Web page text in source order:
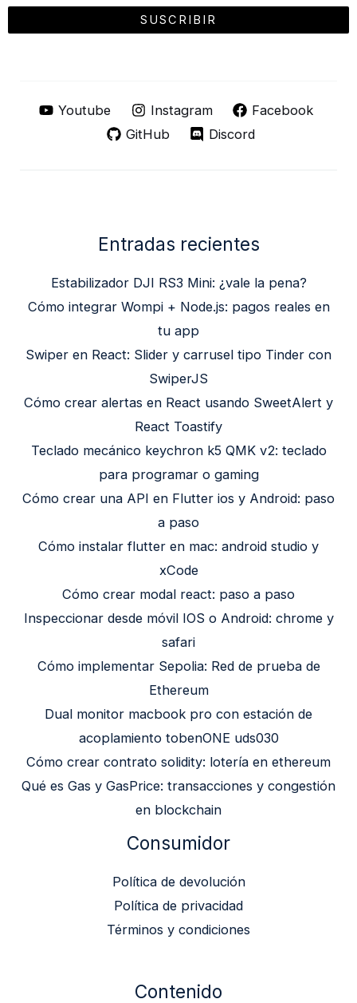
Youtube Instagram
Facebook
GitHub
Discord
Entradas recientes
Estabilizador DJI RS3 Mini: ¿vale la pena?
Cómo integrar Wompi + Node.js: pagos reales en
tu app
Swiper en React: Slider y carrusel tipo Tinder con
SwiperJS
Cómo crear alertas en React usando SweetAlert y
React Toastify
Teclado mecánico keychron k5 QMK v2: teclado
para programar o gaming
Cómo crear una API en Flutter ios y Android: paso
a paso
Cómo instalar flutter en mac: android studio y
xCode
Cómo crear modal react: paso a paso
Inspeccionar desde móvil IOS o Android: chrome y
safari
Cómo implementar Sepolia: Red de prueba de
Ethereum
Dual monitor macbook pro con estación de
acoplamiento tobenONE uds030
Cómo crear contrato solidity: lotería en ethereum
Qué es Gas y GasPrice: transacciones y congestión
en blockchain
Consumidor
Política de devolución
Política de privacidad
Términos y condiciones
Contenido